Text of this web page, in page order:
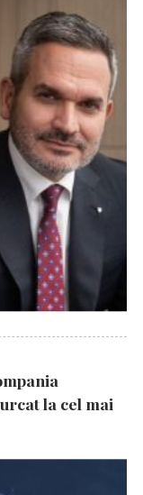
la cel mai